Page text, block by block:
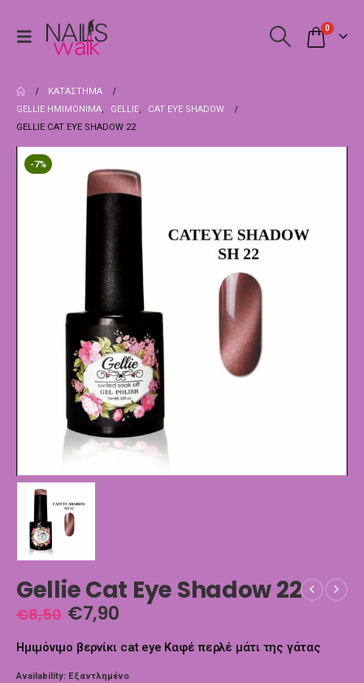
0
ΚΑΤΆΣΤΗΜΑ
GELLIE ΗΜΙΜΌΝΙΜΑ, GELLIE,
CAT EYE SHADOW
GELLIE CAT EYE SHADOW 22
-7%
Gellie Cat Eye Shadow 22
€8,50 €7,90
Ημιμόνιμο βερνίκι cat eye Καφέ περλέ μάτι της γάτας
Availability: Εξαντλημένο